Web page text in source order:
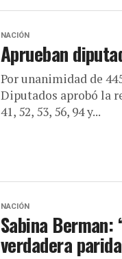
NACIÓN
Aprueban
Por unanimidad de
Diputados aprobó la
41, 52, 53, 56, 94 y...
NACIÓN
Sabina
verdadera